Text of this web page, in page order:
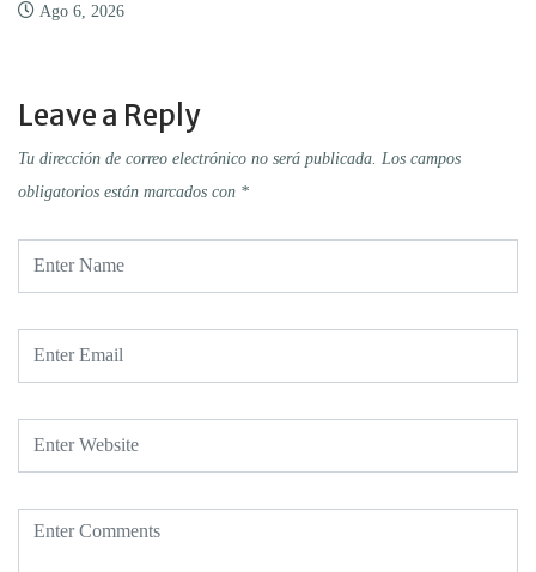
Ago 6, 2026
Leave a Reply
Tu dirección de correo electrónico no será publicada. Los campos
obligatorios están marcados con *